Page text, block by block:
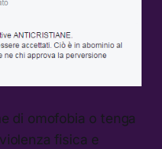
di omofobia o tenga
fisica e